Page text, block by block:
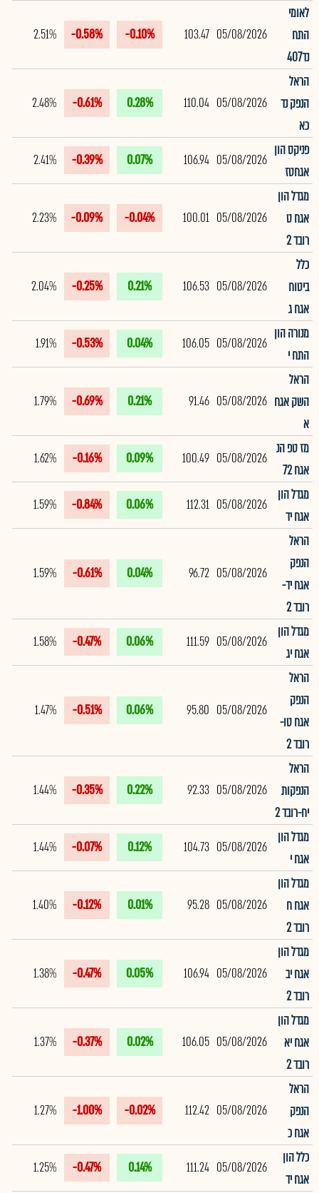
לאומי
התח
נד407
05/08/2026
103.47
-0.10%
-0.58%
2.51%
הראל
הנפק נד
כא
05/08/2026
110.04
0.28%
-0.61%
2.48%
פניקס הון
אגחטז
05/08/2026
106.94
0.07%
-0.39%
2.41%
מגדל הון
אגח ט
רובד 2
05/08/2026
100.01
-0.04%
-0.09%
2.23%
כלל
ביטוח
אגח ג
05/08/2026
106.53
0.21%
-0.25%
2.04%
מנורה הון
התח י
05/08/2026
106.05
0.04%
-0.53%
1.91%
הראל
השק אגח
א
05/08/2026
91.46
0.21%
-0.69%
1.79%
מז טפ הנ
אגח 72
05/08/2026
100.49
0.09%
-0.16%
1.62%
מגדל הון
אגח יד
05/08/2026
112.31
0.06%
-0.84%
1.59%
הראל
הנפק
אגח יד-
רובד 2
05/08/2026
96.72
0.04%
-0.61%
1.59%
מגדל הון
אגח יג
05/08/2026
111.59
0.06%
-0.47%
1.58%
הראל
הנפק
אגח טו-
רובד 2
05/08/2026
95.80
0.06%
-0.51%
1.47%
הראל
הנפקות
יח-רובד 2
05/08/2026
92.33
0.22%
-0.35%
1.44%
מגדל הון
אגח י
05/08/2026
104.73
0.12%
-0.07%
1.44%
מגדל הון
אגח ח
רובד 2
05/08/2026
95.28
0.01%
-0.12%
1.40%
מגדל הון
אגח יב
רובד 2
05/08/2026
106.94
0.05%
-0.47%
1.38%
מגדל הון
אגח יא
רובד 2
05/08/2026
106.05
0.02%
-0.37%
1.37%
הראל
הנפק
אגח כ
05/08/2026
112.42
-0.02%
-1.00%
1.27%
כלל הון
אגח יד
05/08/2026
111.24
0.14%
-0.47%
1.25%